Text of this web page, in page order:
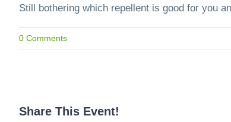
Still bothering which repellent is good for you
0 Comments
Share This Event!